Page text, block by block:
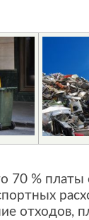
70 % платы
отходов,